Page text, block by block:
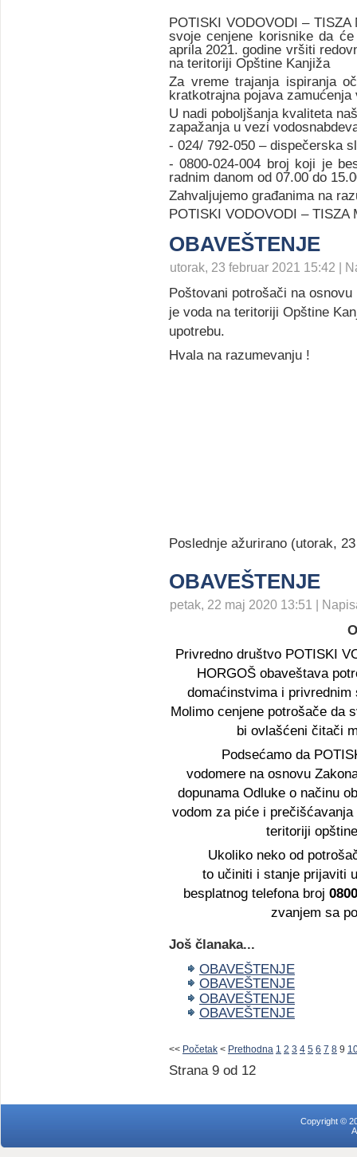
POTISKI VODOVODI –
svoje cenjene korisnike da
aprila 2021. godine vršiti
na teritoriji Opštine Kanjiža
Za vreme trajanja ispiranja
kratkotrajna pojava
U nadi poboljšanja kvaliteta
zapažanja u vezi
- 024/ 792-050 – dispečerska
- 0800-024-004 broj koji je
radnim danom od 07.00 do
Zahvaljujemo građanima na
POTISKI VODOVODI – TISZA
OBAVEŠTENJE
utorak, 23 februar 2021 15:42 |
Poštovani potrošači na
je voda na teritoriji Opštine
upotrebu.
Hvala na razumevanju !
Poslednje ažurirano (utorak,
OBAVEŠTENJE
petak, 22 maj 2020 13:51 |
Privredno društvo POTISKI
HORGOŠ obaveštava
domaćinstvima i privrednim
Molimo cenjene potrošače da
bi ovlašćeni čitači
Podsećamo da
vodomere na osnovu
dopunama Odluke o načinu
vodom za piće i
teritoriji
Ukoliko neko od
to učiniti i stanje prijaviti
besplatnog telefona broj
zvanjem sa
Još članaka...
OBAVEŠTENJE
OBAVEŠTENJE
OBAVEŠTENJE
OBAVEŠTENJE
<< Početak < Prethodna 1 2 3 4 5 6 7 8 9
Strana 9 od 12
Copyright ©